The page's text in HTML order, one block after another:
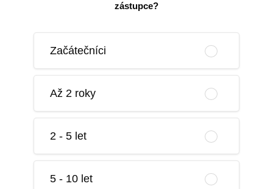
zástupce?
Začátečníci
Až 2 roky
2 - 5 let
5 - 10 let